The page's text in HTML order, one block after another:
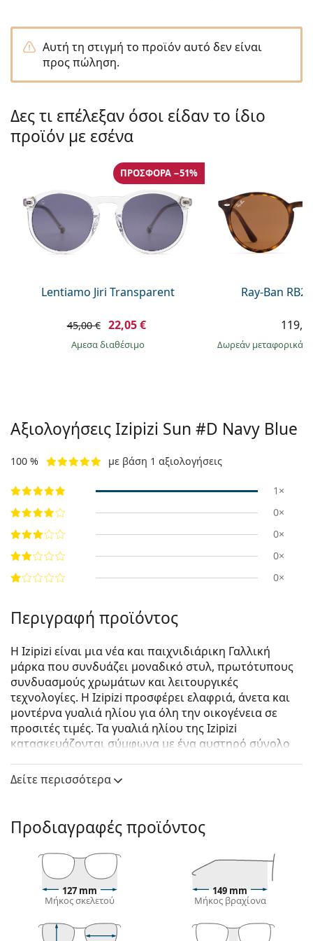
Όλες οι μάρκες
Αυτή τη στιγμή το προϊόν αυτό δεν είναι
προς πώληση.
Δες τι επέλεξαν όσοι είδαν το ίδιο
προϊόν με εσένα
Lentiamo Jiri Transparent
ΠΡΟΣΦΟΡΆ −51%
45,00 € 22,05 €
άμεσα διαθέσιμο
Ray-Ban
Δωρεάν μεταφορικά
Αξιολογήσεις Izipizi Sun #D Navy Blue
100 % με βάση 1 αξιολογήσεις
1×
0×
0×
0×
0×
Περιγραφή προϊόντος
Η Izipizi είναι μια νέα και παιχνιδιάρικη Γαλλική
μάρκα που συνδυάζει μοναδικό στυλ, πρωτότυπους
συνδυασμούς χρωμάτων και λειτουργικές
τεχνολογίες. Η Izipizi προσφέρει ελαφριά, άνετα και
μοντέρνα γυαλιά ηλίου για όλη την οικογένεια σε
προσιτές τιμές. Τα γυαλιά ηλίου της Izipizi
κατασκευάζονται σύμφωνα με ένα αυστηρό σύνολο
μωρά, σε πολύ μικρή ηλικία, δεν περιλαμβάνει BPA
και είναι υποαλλεργική. Για να προσδιορίσετε το
μετράτε πάντα τις παραμέτρους σύμφωνα με το
παρακάτω σχήμα, ειδικά για τα παιδικά γυαλιά.
Izipizi Sun #D Navy Blue
είναι unisex γυαλιά ηλίου.
Δείτε πώς φαίνονται πάνω σας αυτά τα γυαλιά ηλίου
με τη λειτουργία του Εικονικού καθρέφτη του
Σκελετός γυαλιών ηλίου
Δείτε περισσότερα
Προδιαγραφές προϊόντος
127 mm
Μήκος σκελετού
149 mm
Μήκος βραχίονα